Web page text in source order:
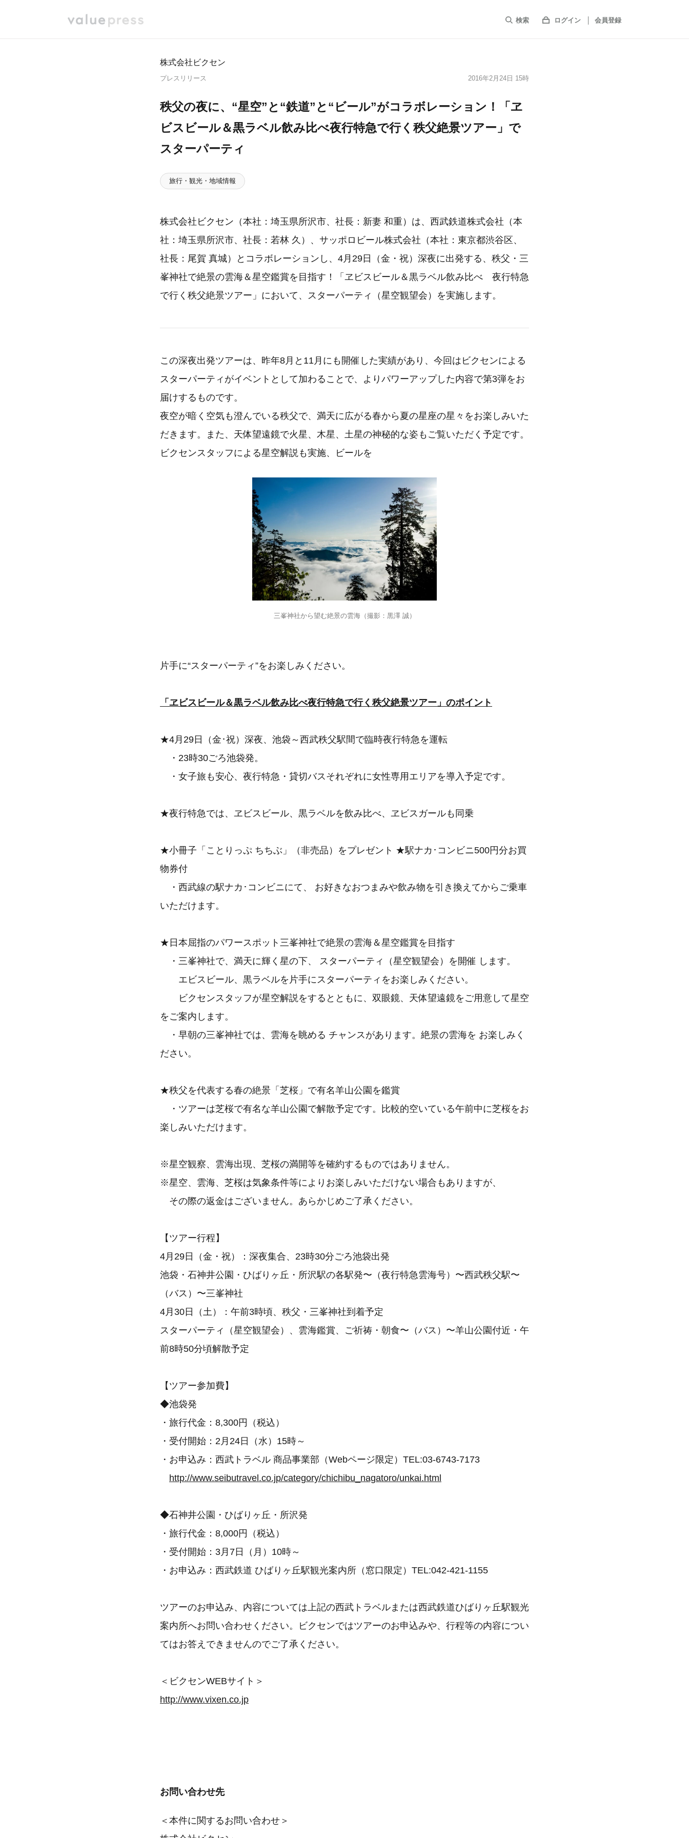
検索 ログイン 会員登録
株式会社ビクセン
プレスリリース 2016年2月24日 15時
秩父の夜に、“星空”と“鉄道”と“ビール”がコラボレーション！「ヱ
ビスビール＆黒ラベル飲み比べ夜行特急で行く秩父絶景ツアー」で
スターパーティ
旅行・観光・地域情報
株式会社ビクセン（本社：埼玉県所沢市、社長：新妻 和重）は、西武鉄道株式会社（本
社：埼玉県所沢市、社長：若林 久）、サッポロビール株式会社（本社：東京都渋谷区、
社長：尾賀 真城）とコラボレーションし、4月29日（金・祝）深夜に出発する、秩父・三
峯神社で絶景の雲海＆星空鑑賞を目指す！「ヱビスビール＆黒ラベル飲み比べ 夜行特急
で行く秩父絶景ツアー」において、スターパーティ（星空観望会）を実施します。
この深夜出発ツアーは、昨年8月と11月にも開催した実績があり、今回はビクセンによる
スターパーティがイベントとして加わることで、よりパワーアップした内容で第3弾をお
届けするものです。
夜空が暗く空気も澄んでいる秩父で、満天に広がる春から夏の星座の星々をお楽しみいた
だきます。また、天体望遠鏡で火星、木星、土星の神秘的な姿もご覧いただく予定です。
ビクセンスタッフによる星空解説も実施、ビールを
三峯神社から望む絶景の雲海（撮影：黒澤 誠）
片手に“スターパーティ”をお楽しみください。
「ヱビスビール＆黒ラベル飲み比べ夜行特急で行く秩父絶景ツアー」のポイント
★4月29日（金･祝）深夜、池袋～西武秩父駅間で臨時夜行特急を運転
・23時30ごろ池袋発。
・女子旅も安心、夜行特急・貸切バスそれぞれに女性専用エリアを導入予定です。
★夜行特急では、ヱビスビール、黒ラベルを飲み比べ、ヱビスガールも同乗
★小冊子「ことりっぷ ちちぶ」（非売品）をプレゼント ★駅ナカ･コンビニ500円分お買
物券付
・西武線の駅ナカ･コンビニにて、 お好きなおつまみや飲み物を引き換えてからご乗車
いただけます。
★日本屈指のパワースポット三峯神社で絶景の雲海＆星空鑑賞を目指す
・三峯神社で、満天に輝く星の下、 スターパーティ（星空観望会）を開催 します。
エビスビール、黒ラベルを片手にスターパーティをお楽しみください。
ビクセンスタッフが星空解説をするとともに、双眼鏡、天体望遠鏡をご用意して星空
をご案内します。
・早朝の三峯神社では、雲海を眺める チャンスがあります。絶景の雲海を お楽しみく
ださい。
★秩父を代表する春の絶景「芝桜」で有名羊山公園を鑑賞
・ツアーは芝桜で有名な羊山公園で解散予定です。比較的空いている午前中に芝桜をお
楽しみいただけます。
※星空観察、雲海出現、芝桜の満開等を確約するものではありません。
※星空、雲海、芝桜は気象条件等によりお楽しみいただけない場合もありますが、
その際の返金はございません。あらかじめご了承ください。
【ツアー行程】
4月29日（金・祝）：深夜集合、23時30分ごろ池袋出発
池袋・石神井公園・ひばりヶ丘・所沢駅の各駅発〜（夜行特急雲海号）〜西武秩父駅〜
（バス）〜三峯神社
4月30日（土）：午前3時頃、秩父・三峯神社到着予定
スターパーティ（星空観望会）、雲海鑑賞、ご祈祷・朝食〜（バス）〜羊山公園付近・午
前8時50分頃解散予定
【ツアー参加費】
◆池袋発
・旅行代金：8,300円（税込）
・受付開始：2月24日（水）15時～
・お申込み：西武トラベル 商品事業部（Webページ限定）TEL:03-6743-7173
http://www.seibutravel.co.jp/category/chichibu_nagatoro/unkai.html
◆石神井公園・ひばりヶ丘・所沢発
・旅行代金：8,000円（税込）
・受付開始：3月7日（月）10時～
・お申込み：西武鉄道 ひばりヶ丘駅観光案内所（窓口限定）TEL:042-421-1155
ツアーのお申込み、内容については上記の西武トラベルまたは西武鉄道ひばりヶ丘駅観光
案内所へお問い合わせください。ビクセンではツアーのお申込みや、行程等の内容につい
てはお答えできませんのでご了承ください。
＜ビクセンWEBサイト＞
http://www.vixen.co.jp
お問い合わせ先
＜本件に関するお問い合わせ＞